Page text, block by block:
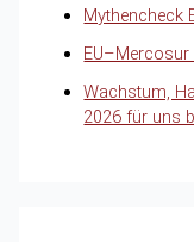
Mythencheck
EU–Mercosur
Wachstum,
2026 für uns